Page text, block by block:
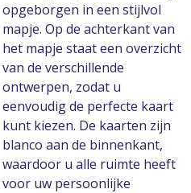
opgeborgen in een stijlvol
mapje. Op de achterkant van
het mapje staat een overzicht
van de verschillende
ontwerpen, zodat u
eenvoudig de perfecte kaart
kunt kiezen. De kaarten zijn
blanco aan de binnenkant,
waardoor u alle ruimte heeft
voor uw persoonlijke